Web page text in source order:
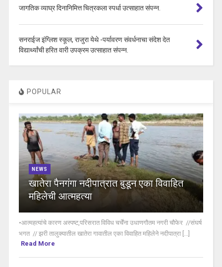
जागतिक व्याघ्र दिनानिमित्त चित्रकला स्पर्धा उत्साहात संपन्न.
सनराईज इंग्लिश स्कूल, राजुरा येथे -पर्यावरण संवर्धनाचा संदेश देत
विद्यार्थ्यांची हरित वारी उपक्रम उत्साहात संपन्न.
POPULAR
NEWS
खातेरा पैनगंगा नदीपात्रात बुडून एका विवाहित
महिलेची आत्महत्या
•आत्महत्यांचे कारण अस्पष्ट,परिसरात विविध चर्चेंना उधाणगौतम नगरी चौफेर //संघर्ष
भगत // झरी तालुक्यातील खातेरा गावातील एका विवाहित महिलेने नदीपात्रा [...]
Read More